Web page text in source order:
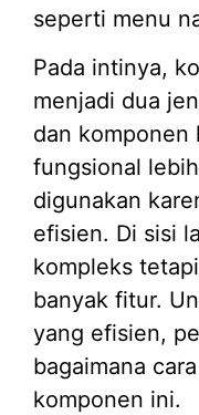
seperti menu
Pada intinya,
menjadi dua
dan komponen
fungsional
digunakan
efisien. Di sisi
kompleks
banyak fitur.
yang efisien,
bagaimana
komponen ini.